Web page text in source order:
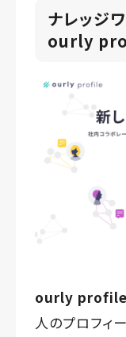
ナレッジ
ourly
ourly profile（
人のプロフィ